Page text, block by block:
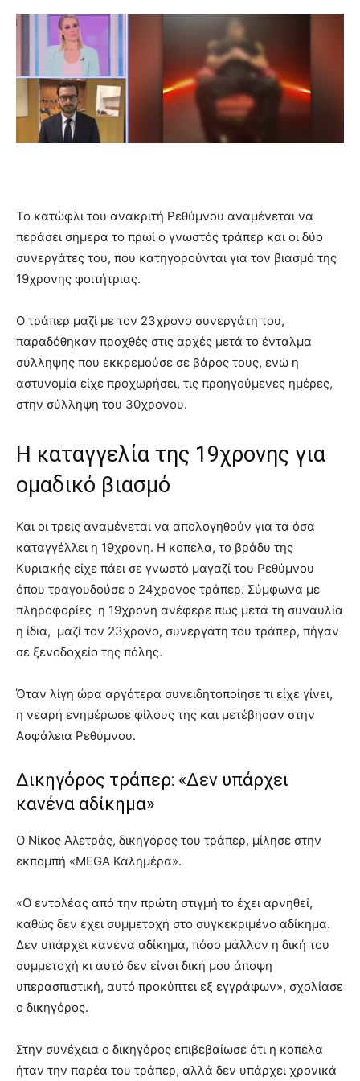
Το κατώφλι του ανακριτή Ρεθύμνου αναμένεται να
περάσει σήμερα το πρωί ο γνωστός τράπερ και οι δύο
συνεργάτες του, που κατηγορούνται για τον βιασμό της
19χρονης φοιτήτριας.
Ο τράπερ μαζί με τον 23χρονο συνεργάτη του,
παραδόθηκαν προχθές στις αρχές μετά το ένταλμα
σύλληψης που εκκρεμούσε σε βάρος τους, ενώ η
αστυνομία είχε προχωρήσει, τις προηγούμενες ημέρες,
στην σύλληψη του 30χρονου.
Η καταγγελία της 19χρονης για
ομαδικό βιασμό
Και οι τρεις αναμένεται να απολογηθούν για τα όσα
καταγγέλλει η 19χρονη. Η κοπέλα, το βράδυ της
Κυριακής είχε πάει σε γνωστό μαγαζί του Ρεθύμνου
όπου τραγουδούσε ο 24χρονος τράπερ. Σύμφωνα με
πληροφορίες η 19χρονη ανέφερε πως μετά τη συναυλία
η ίδια, μαζί τον 23χρονο, συνεργάτη του τράπερ, πήγαν
σε ξενοδοχείο της πόλης.
Όταν λίγη ώρα αργότερα συνειδητοποίησε τι είχε γίνει,
η νεαρή ενημέρωσε φίλους της και μετέβησαν στην
Ασφάλεια Ρεθύμνου.
Δικηγόρος τράπερ: «Δεν υπάρχει
κανένα αδίκημα»
Ο Νίκος Αλετράς, δικηγόρος του τράπερ, μίλησε στην
εκπομπή «MEGA Καλημέρα».
«Ο εντολέας από την πρώτη στιγμή το έχει αρνηθεί,
καθώς δεν έχει συμμετοχή στο συγκεκριμένο αδίκημα.
Δεν υπάρχει κανένα αδίκημα, πόσο μάλλον η δική του
συμμετοχή κι αυτό δεν είναι δική μου άποψη
υπερασπιστική, αυτό προκύπτει εξ εγγράφων», σχολίασε
ο δικηγόρος.
Στην συνέχεια ο δικηγόρος επιβεβαίωσε ότι η κοπέλα
ήταν την παρέα του τράπερ, αλλά δεν υπάρχει χρονικά